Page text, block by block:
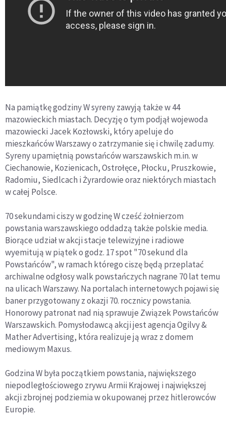
Na pamiątkę godziny W syreny zawyją także w 44
mazowieckich miastach. Decyzję o tym podjął wojewoda
mazowiecki Jacek Kozłowski, który apeluje do
mieszkańców Warszawy o zatrzymanie się i chwilę zadumy.
Syreny upamiętnią powstańców warszawskich m.in. w
Ciechanowie, Kozienicach, Ostrołęce, Płocku, Pruszkowie,
Radomiu, Siedlcach i Żyrardowie oraz niektórych miastach
w całej Polsce.
70 sekundami ciszy w godzinę W cześć żołnierzom
powstania warszawskiego oddadzą także polskie media.
Biorące udział w akcji stacje telewizyjne i radiowe
wyemitują w piątek o godz. 17 spot "70 sekund dla
Powstańców", w ramach którego ciszę będą przeplatać
archiwalne odgłosy walk powstańczych nagrane 70 lat temu
na ulicach Warszawy. Na portalach internetowych pojawi się
baner przygotowany z okazji 70. rocznicy powstania.
Honorowy patronat nad nią sprawuje Związek Powstańców
Warszawskich. Pomysłodawcą akcji jest agencja Ogilvy &
Mather Advertising, która realizuje ją wraz z domem
mediowym Maxus.
Godzina W była początkiem powstania, największego
niepodległościowego zrywu Armii Krajowej i największej
akcji zbrojnej podziemia w okupowanej przez hitlerowców
Europie.